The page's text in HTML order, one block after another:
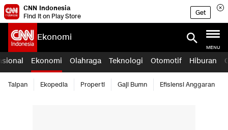
CNN Indonesia
Find it on Play Store
Get
Ekonomi
MENU
Ekonomi Olahraga Teknologi Otomotif Hiburan
Taipan Ekopedia Properti Gaji Bumn Efisiensi Anggaran